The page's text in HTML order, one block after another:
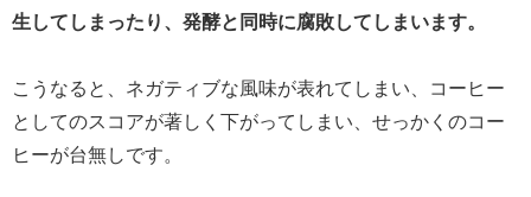
生してしまったり、発酵と同時に腐敗してしまいます。
こうなると、ネガティブな風味が表れてしまい、コーヒー
としてのスコアが著しく下がってしまい、せっかくのコー
ヒーが台無しです。